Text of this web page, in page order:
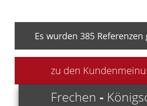
Es wurden 385 Referenzen
zu den
Frechen -